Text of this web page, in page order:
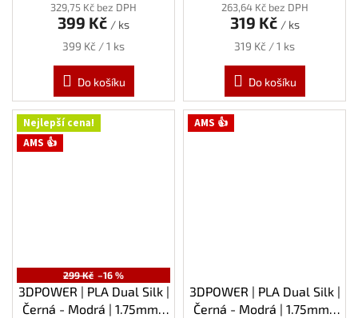
329,75 Kč bez DPH
399 Kč / ks
Měrná
399 Kč / 1 ks
Do košíku
263,64 Kč bez DPH
319 Kč / ks
Měrná
319 Kč / 1 ks
Do košíku
Nejlepší cena!
AMS 👍
299 Kč –16 %
3DPOWER | PLA Dual Silk |
Černá - Modrá | 1.75mm |
AMS 👍
3DPOWER | PLA Dual Silk |
Černá - Modrá | 1.75mm |